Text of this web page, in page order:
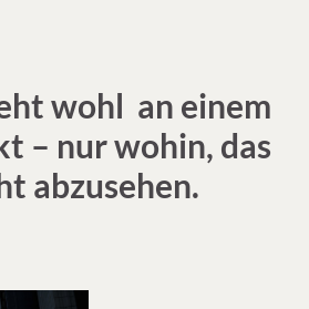
wohl an einem
– nur wohin, das
abzusehen.